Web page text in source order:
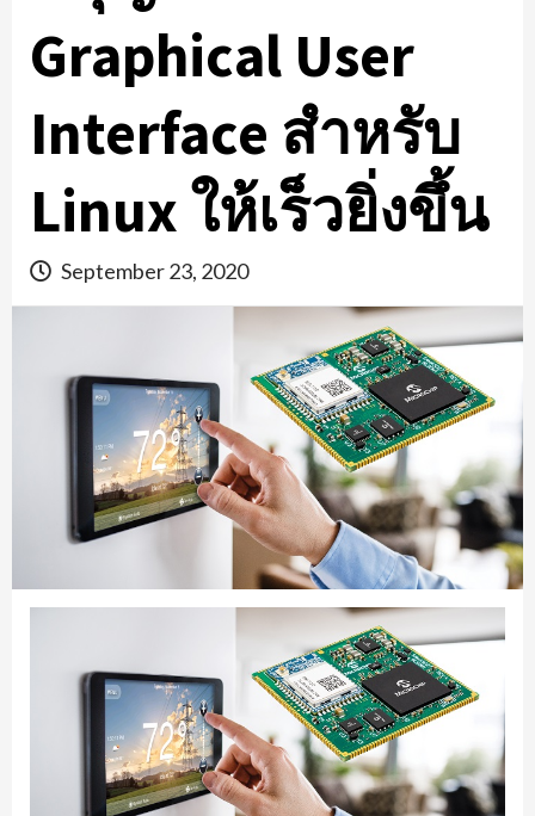
Graphical User
Interface สำหรับ
Linux ให้เร็วยิ่งขึ้น
September 23, 2020